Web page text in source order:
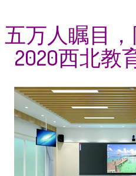
五万人瞩目
2020西北教